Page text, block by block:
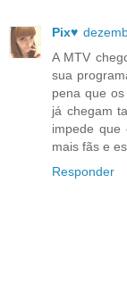
Pix♥
A MTV
sua
pena que
já chegam
impede que
mais fãs e
Responder